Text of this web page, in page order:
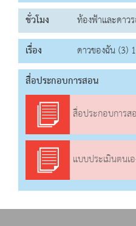
ชั่วโมง
ท้องฟ้าและดาว
เรื่อง
ดาวของฉัน (3)
สื่อประกอบการสอน
สื่อประกอบการส
แบบประเมินตนเ